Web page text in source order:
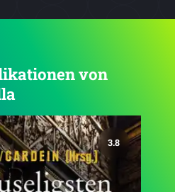
von
4.6